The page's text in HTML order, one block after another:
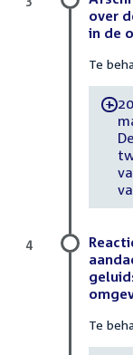
over
in de
Te
-
Te
4